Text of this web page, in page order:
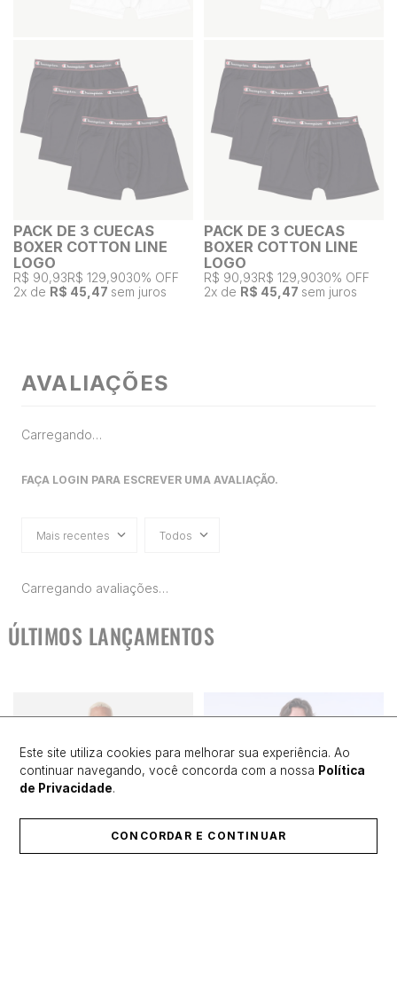
PACK DE 3 CUECAS
BOXER COTTON LINE
LOGO
R$ 90,93R$ 129,9030% OFF
2x de R$ 45,47 sem juros
PACK DE 3 CUECAS
BOXER COTTON LINE
LOGO
R$ 90,93R$ 129,9030% OFF
2x de R$ 45,47 sem juros
AVALIAÇÕES
Carregando…
FAÇA LOGIN PARA ESCREVER UMA AVALIAÇÃO.
Mais recentes Todos
Carregando avaliações…
ÚLTIMOS LANÇAMENTOS
Este site utiliza cookies para melhorar sua experiência. Ao
continuar navegando, você concorda com a nossa Política
de Privacidade.
CONCORDAR E CONTINUAR